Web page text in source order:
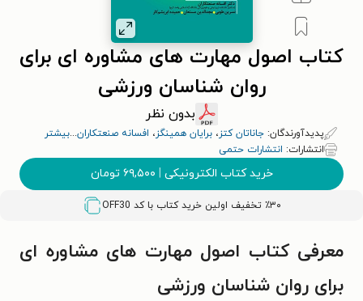
کتاب اصول مهارت های مشاوره ای برای
روان شناسان ورزشی
بدون نظر
پدیدآورندگان: جاناتان کتز، برایان همینگز، افسانه صنعتکاران...بیشتر
انتشارات: انتشارات حتمی
خرید کتاب الکترونیکی | ۶۹,۵۰۰ تومان
٪۳۰ تخفیف اولین خرید کتاب با کد OFF30
معرفی کتاب اصول مهارت های مشاوره ای
برای روان شناسان ورزشی